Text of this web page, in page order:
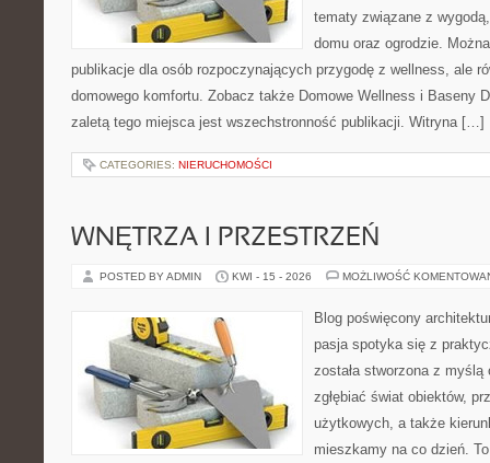
tematy związane z
domu oraz ogrodzie.
publikacje dla osób rozpoczynających przygodę z wellness, ale
domowego komfortu. Zobacz także Domowe Wellness i Baseny
zaletą tego miejsca jest wszechstronność publikacji. Witryna […]
CATEGORIES: NIERUCHOMOŚCI
WNĘTRZA I PRZESTRZEŃ
POSTED BY ADMIN KWI - 15 - 2026 MOŻLIWOŚĆ
Blog poświęcony
pasja spotyka się z
została stworzona z
zgłębiać świat obiektów,
użytkowych, a także
mieszkamy na co dzień.